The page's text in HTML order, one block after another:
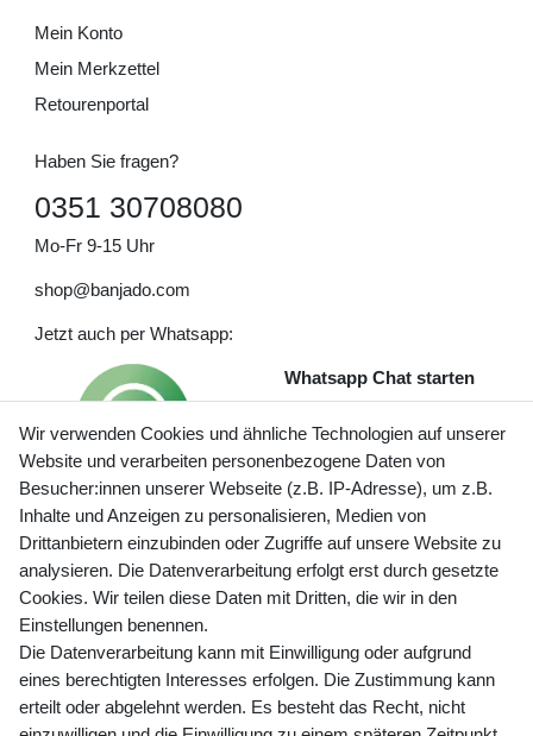
Mein Konto
Mein Merkzettel
Retourenportal
Haben Sie fragen?
0351 30708080
Mo-Fr 9-15 Uhr
shop@banjado.com
Jetzt auch per Whatsapp:
Whatsapp Chat starten
Preisangaben inkl. gesetzl. MwSt. und zzgl. Service- und
Versandkosten
Newsletter Anmeldung - Keine Angebote
mehr verpassen!
Wir verwenden Cookies und ähnliche Technologien auf unserer
Website und verarbeiten personenbezogene Daten von
Besucher:innen unserer Webseite (z.B. IP-Adresse), um z.B.
Inhalte und Anzeigen zu personalisieren, Medien von
Drittanbietern einzubinden oder Zugriffe auf unsere Website zu
analysieren. Die Datenverarbeitung erfolgt erst durch gesetzte
Cookies. Wir teilen diese Daten mit Dritten, die wir in den
Einstellungen benennen.
Die Datenverarbeitung kann mit Einwilligung oder aufgrund
eines berechtigten Interesses erfolgen. Die Zustimmung kann
erteilt oder abgelehnt werden. Es besteht das Recht, nicht